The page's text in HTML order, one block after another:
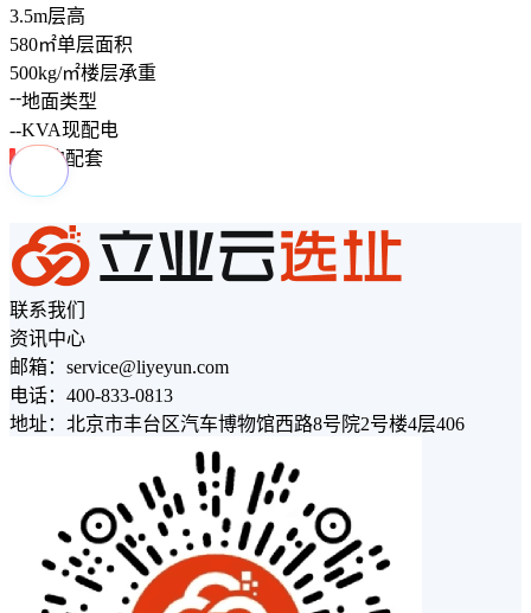
3.5m层高
580㎡单层面积
500kg/㎡楼层承重
--地面类型
--KVA现配电
周边配套
联系我们
资讯中心
邮箱：service@liyeyun.com
电话：400-833-0813
地址：北京市丰台区汽车博物馆西路8号院2号楼4层406